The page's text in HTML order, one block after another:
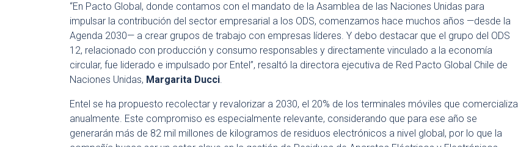
“En Pacto Global, donde contamos con el mandato de la Asamblea de las Naciones Unidas para
impulsar la contribución del sector empresarial a los ODS, comenzamos hace muchos años —desde la
Agenda 2030— a crear grupos de trabajo con empresas líderes. Y debo destacar que el grupo del ODS
12, relacionado con producción y consumo responsables y directamente vinculado a la economía
circular, fue liderado e impulsado por Entel”, resaltó la directora ejecutiva de Red Pacto Global Chile de
Naciones Unidas, Margarita Ducci
Entel se ha propuesto recolectar y revalorizar a 2030, el 20% de los terminales móviles que comercializa
anualmente. Este compromiso es especialmente relevante, considerando que para ese año se
generarán más de 82 mil millones de kilogramos de residuos electrónicos a nivel global, por lo que la